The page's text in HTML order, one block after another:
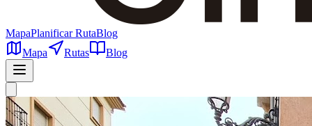
MapaPlanificar RutaBlog
Mapa
Rutas Blog